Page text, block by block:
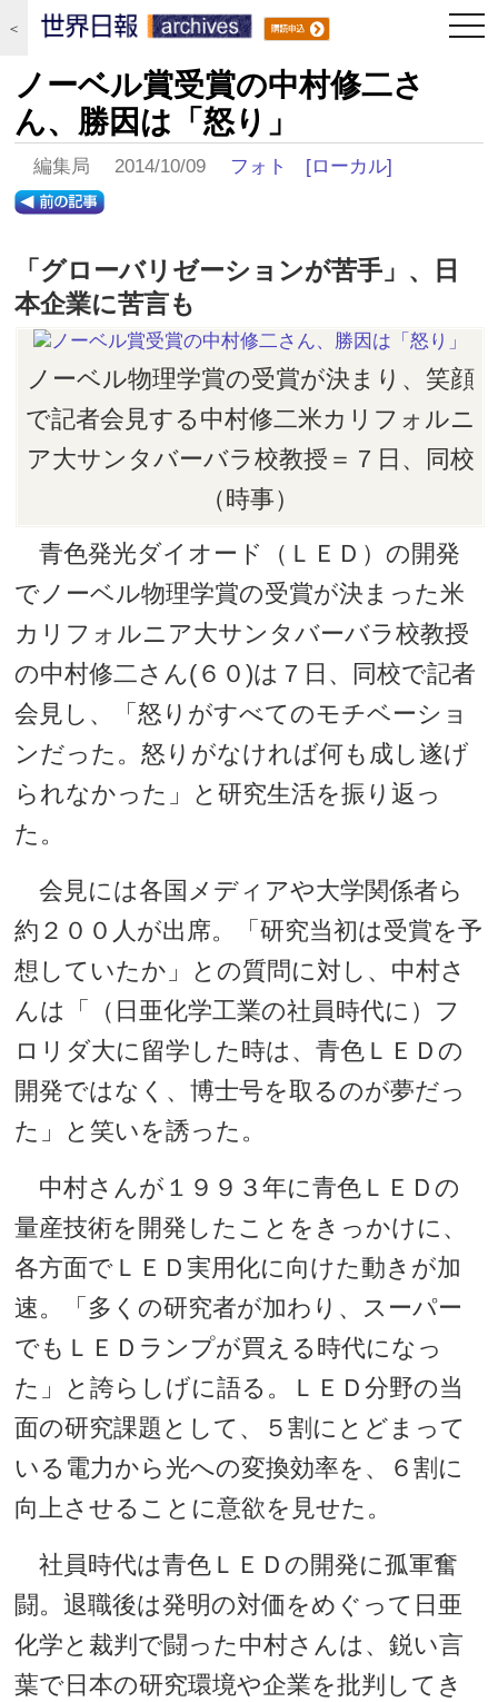
＜
ノーベル賞受賞の中村修二さ
ん、勝因は「怒り」
編集局 2014/10/09 フォト [ローカル]
「グローバリゼーションが苦手」、日
本企業に苦言も
ノーベル物理学賞の受賞が決まり、笑顔
で記者会見する中村修二米カリフォルニ
ア大サンタバーバラ校教授＝７日、同校
（時事）
青色発光ダイオード（ＬＥＤ）の開発
でノーベル物理学賞の受賞が決まった米
カリフォルニア大サンタバーバラ校教授
の中村修二さん(６０)は７日、同校で記者
会見し、「怒りがすべてのモチベーショ
ンだった。怒りがなければ何も成し遂げ
られなかった」と研究生活を振り返っ
た。
会見には各国メディアや大学関係者ら
約２００人が出席。「研究当初は受賞を予
想していたか」との質問に対し、中村さ
んは「（日亜化学工業の社員時代に）フ
ロリダ大に留学した時は、青色ＬＥＤの
開発ではなく、博士号を取るのが夢だっ
た」と笑いを誘った。
中村さんが１９９３年に青色ＬＥＤの
量産技術を開発したことをきっかけに、
各方面でＬＥＤ実用化に向けた動きが加
速。「多くの研究者が加わり、スーパー
でもＬＥＤランプが買える時代になっ
た」と誇らしげに語る。ＬＥＤ分野の当
面の研究課題として、５割にとどまって
いる電力から光への変換効率を、６割に
向上させることに意欲を見せた。
社員時代は青色ＬＥＤの開発に孤軍奮
闘。退職後は発明の対価をめぐって日亜
化学と裁判で闘った中村さんは、鋭い言
葉で日本の研究環境や企業を批判してき